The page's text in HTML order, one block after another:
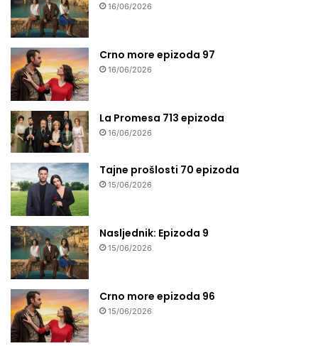
16/06/2026
Crno more epizoda 97
16/06/2026
La Promesa 713 epizoda
16/06/2026
Tajne prošlosti 70 epizoda
15/06/2026
Nasljednik: Epizoda 9
15/06/2026
Crno more epizoda 96
15/06/2026